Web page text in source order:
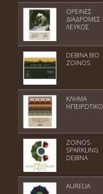
ΟΡΕΙΝΕΣ
ΔΙΑΔΡΟΜΕΣ
ΛΕΥΚΟΣ
DEBINA BIO
ZOINOS
ΚΛΗΜΑ
ΗΠΕΙΡΩΤΙΚΟ
ZOINOS
SPARKLING
DEBINA
AURELIA